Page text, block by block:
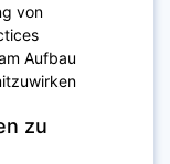
von
Aufbau
zu